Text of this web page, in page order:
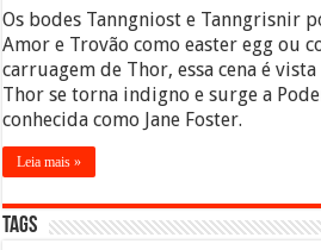
Os bodes Tanngniost e Tanngrisnir
Amor e Trovão como easter egg ou
carruagem de Thor, essa cena é
Thor se torna indigno e surge a
conhecida como Jane Foster.
Leia mais »
Tags